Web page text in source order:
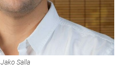
Jako Salla